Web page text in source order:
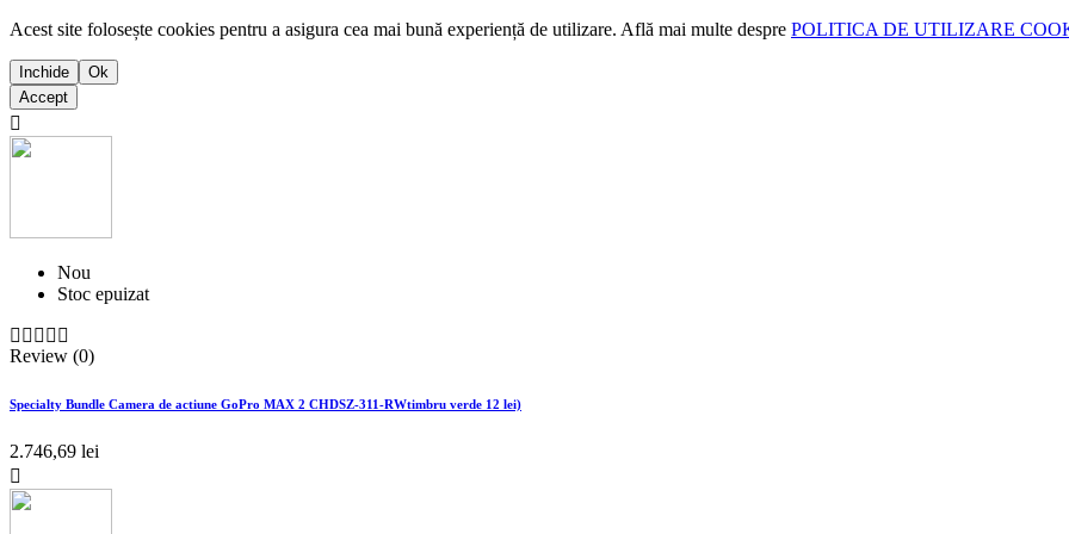
Acest site folosește cookies pentru a asigura cea mai bună experiență de utilizare. Află mai multe despre POLITICA DE UTILIZARE
Inchide
Ok
Accept

Nou
Stoc epuizat
    
Review (0)
Specialty Bundle Camera de actiune GoPro MAX 2 CHDSZ-311-RWtimbru verde 12 lei)
2.746,69 lei
